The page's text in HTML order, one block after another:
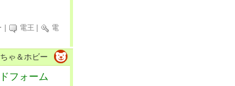
電王
電
ゃ＆ホビー
フォーム